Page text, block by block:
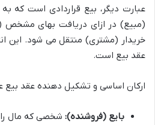
عبارت دیگر، بیع قراردادی است که
(مبیع) در ازای دریافت بهای مشخص
خریدار (مشتری) منتقل می شود. این
عقد بیع است.
ارکان اساسی و تشکیل دهنده عقد بیع
بایع (فروشنده): شخصی که مال